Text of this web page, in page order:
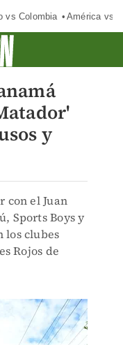
vs Colombia América vs
y
con el Juan
Sports Boys y
los clubes
Rojos de